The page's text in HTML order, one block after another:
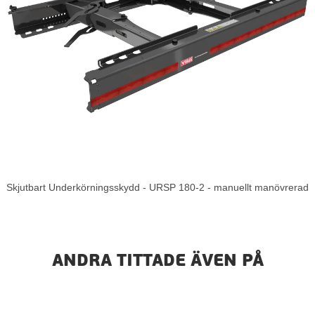
Skjutbart Underkörningsskydd - URSP 180-2 - manuellt manövrerad
ANDRA TITTADE ÄVEN PÅ